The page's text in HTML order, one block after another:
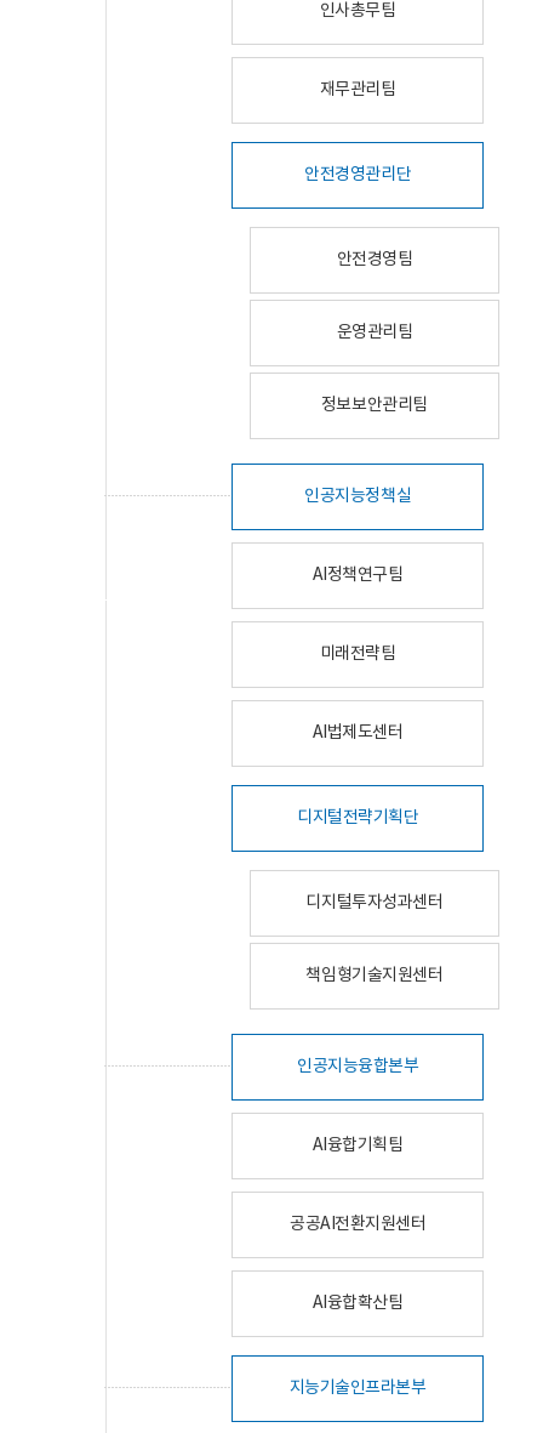
인사총무팀
재무관리팀
안전경영관리단
안전경영팀
운영관리팀
정보보안관리팀
인공지능정책실
AI정책연구팀
미래전략팀
AI법제도센터
디지털전략기획단
디지털투자성과센터
책임형기술지원센터
인공지능융합본부
AI융합기획팀
공공AI전환지원센터
AI융합확산팀
지능기술인프라본부